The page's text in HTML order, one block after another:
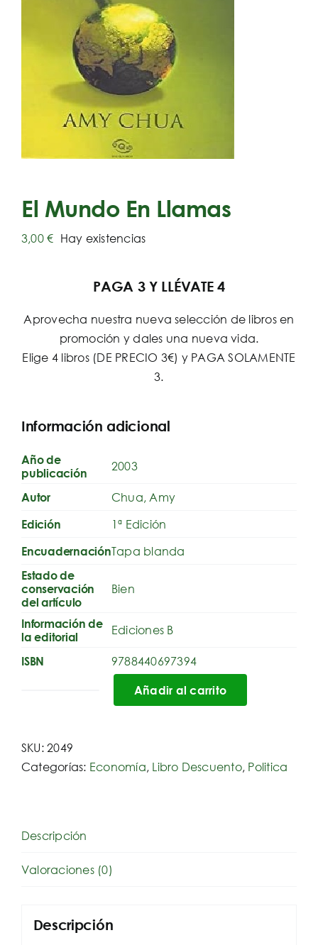
El Mundo En Llamas
3,00€ Hay existencias
PAGA 3 Y LLÉVATE 4
Aprovecha nuestra nueva selección de libros en
promoción y dales una nueva vida.
Elige 4 libros (DE PRECIO 3€) y PAGA SOLAMENTE
3.
Información adicional
Año de
publicación
2003
Autor Chua, Amy
Edición 1ª Edición
EncuadernaciónTapa blanda
Estado de
conservación
del artículo
Bien
Información de
la editorial
Ediciones B
ISBN 9788440697394
Llamas
cantidad
Añadir al carrito
SKU:2049
Categorías: Economía, Libro Descuento, Politica
Descripción
Valoraciones (0)
Descripción